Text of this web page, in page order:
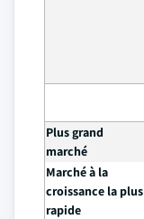
Plus grand
marché
Marché à la
croissance la plus
rapide